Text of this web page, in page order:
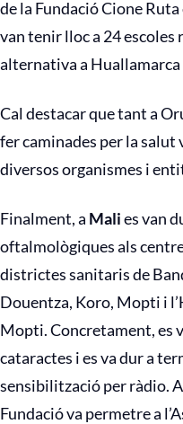
de la Fundació Cione
van tenir lloc a 24 escoles
alternativa a Huallamarca
Cal destacar que tant a
fer caminades per la
diversos organismes i
Finalment, a Malies van
oftalmològiques als
districtes sanitaris de
Douentza, Koro, Mopti i
Mopti. Concretament, es
cataractes i es va dur a
sensibilització per ràdio.
Fundació va permetre a